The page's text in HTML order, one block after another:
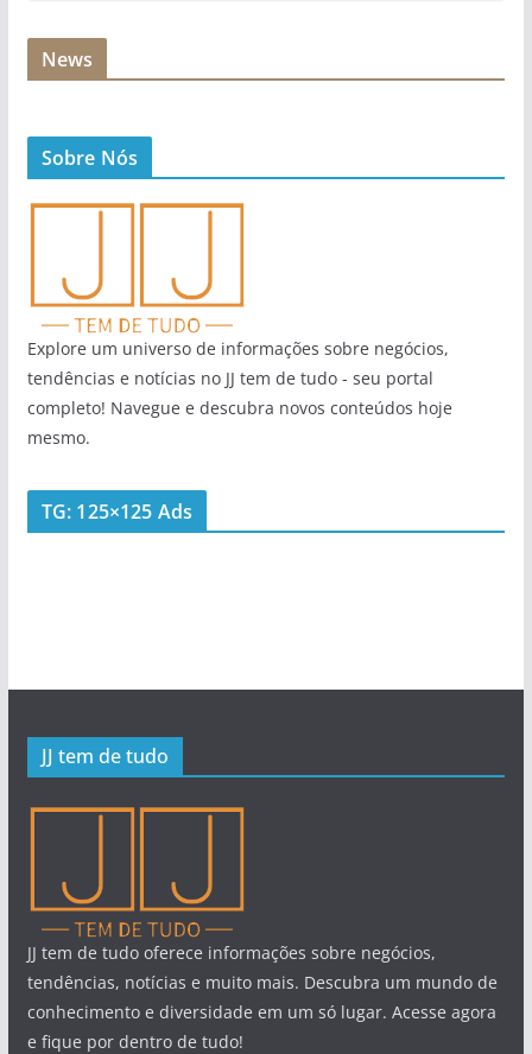
News
Sobre Nós
Explore um universo de informações sobre negócios,
tendências e notícias no JJ tem de tudo - seu portal
completo! Navegue e descubra novos conteúdos hoje
mesmo.
TG: 125×125 Ads
JJ tem de tudo
JJ tem de tudo oferece informações sobre negócios,
tendências, notícias e muito mais. Descubra um mundo de
conhecimento e diversidade em um só lugar. Acesse agora
e fique por dentro de tudo!